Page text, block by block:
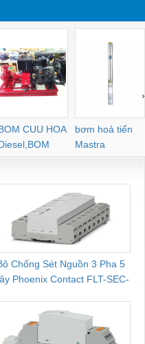
E 20 JPQ-222 JPQ-03 PL8-02 PL8-
PL6-02 PL4-
CUU HOA
CHAY
bơm hoả tiển
Mastra
›
Chống Sét Nguồn 3 Pha 5
Phoenix Contact FLT-SEC-